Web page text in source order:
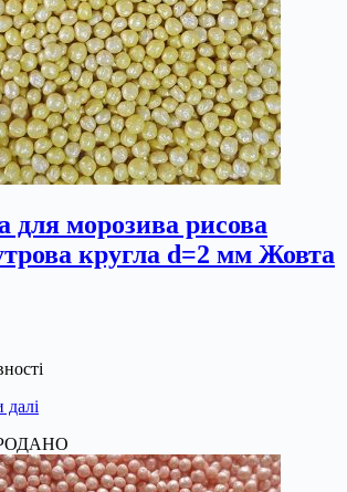
для морозива рисова
кругла d=2 мм Жовта
далі